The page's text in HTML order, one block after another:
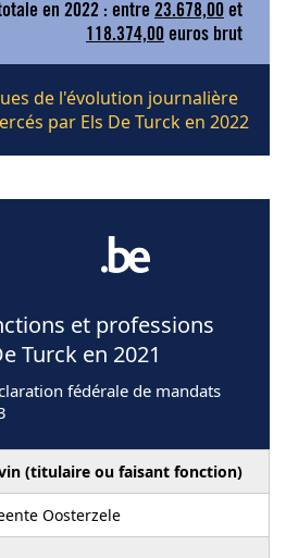
en 2022 : entre 23.678,00 et
118.374,00 euros brut
de l'évolution journalière
par Els De Turck en 2022
et professions
Turck en 2021
fédérale de mandats
(titulaire ou faisant fonction)
Oosterzele